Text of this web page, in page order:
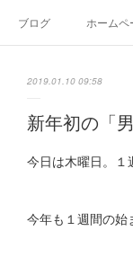
ブログ ホームペ
2019.01.10 09:58
新年初の「
今日は木曜日。１
今年も１週間の始